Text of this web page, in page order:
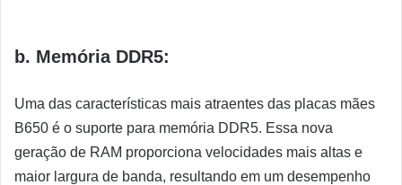
b. Memória DDR5:
Uma das características mais atraentes das placas mães
B650 é o suporte para memória DDR5. Essa nova
geração de RAM proporciona velocidades mais altas e
maior largura de banda, resultando em um desempenho